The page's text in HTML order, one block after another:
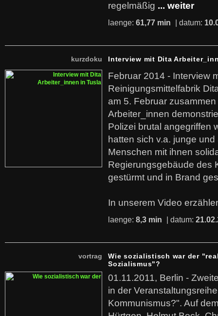
regelmäßig ... weiter
laenge: 61,77 min | datum:
kurzdoku Interview mit Dita
Februar 2014 - Interview
Reinigungsmittelfabrik
am 5. Februar
Arbeiter_innen
Polizei brutal angegriffen
hatten sich v.a. junge
Menschen mit ihnen
Regierungsgebäude des
gestürmt und in Brand
In unserem Video
laenge: 8,3 min | datum:
vortrag
Wie sozialistisch war der
Sozialismus"?
01.11.2011, Berlin -
in der
Kommunismus?". Auf